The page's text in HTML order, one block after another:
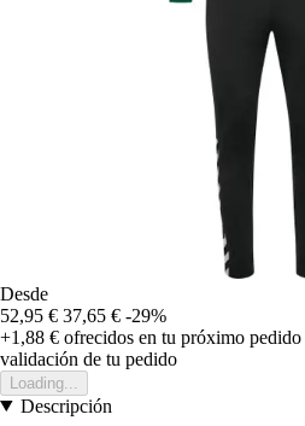
Desde
52,95 € 37,65 € -29%
+1,88 € ofrecidos en tu próximo pedido
validación de tu pedido
Loading...
Descripción